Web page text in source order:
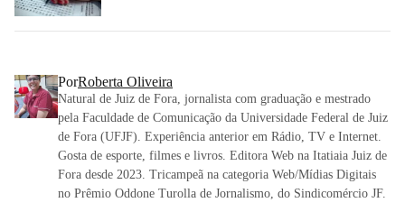
PorRoberta Oliveira
Natural de Juiz de Fora, jornalista com graduação e mestrado
pela Faculdade de Comunicação da Universidade Federal de Juiz
de Fora (UFJF). Experiência anterior em Rádio, TV e Internet.
Gosta de esporte, filmes e livros. Editora Web na Itatiaia Juiz de
Fora desde 2023. Tricampeã na categoria Web/Mídias Digitais
no Prêmio Oddone Turolla de Jornalismo, do Sindicomércio JF.